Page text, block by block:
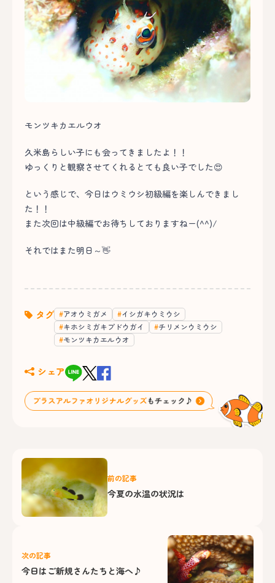
モンツキカエルウオ
久米島らしい子にも会ってきましたよ！！
ゆっくりと観察させてくれるとても良い子でした😍
という感じで、今日はウミウシ初級編を楽しんできまし
た！！
また次回は中級編でお待ちしておりますねー(^^)/
それではまた明日～👋
タグ アオウミガメ
イシガキウミウシ
キホシミガキブドウガイ
チリメンウミウシ
モンツキカエルウオ
シェア
前の記事
今夏の水温の状況は
次の記事
今日はご新規さんたちと海へ♪